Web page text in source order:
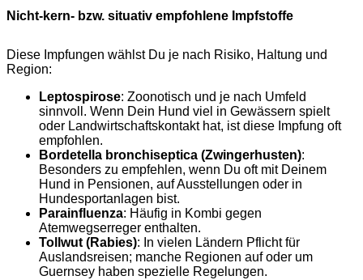
Nicht-kern- bzw. situativ empfohlene Impfstoffe
Diese Impfungen wählst Du je nach Risiko, Haltung und
Region:
Leptospirose: Zoonotisch und je nach Umfeld
sinnvoll. Wenn Dein Hund viel in Gewässern spielt
oder Landwirtschaftskontakt hat, ist diese Impfung oft
empfohlen.
Bordetella bronchiseptica (Zwingerhusten):
Besonders zu empfehlen, wenn Du oft mit Deinem
Hund in Pensionen, auf Ausstellungen oder in
Hundesportanlagen bist.
Parainfluenza: Häufig in Kombi gegen
Atemwegserreger enthalten.
Tollwut (Rabies): In vielen Ländern Pflicht für
Auslandsreisen; manche Regionen auf oder um
Guernsey haben spezielle Regelungen.